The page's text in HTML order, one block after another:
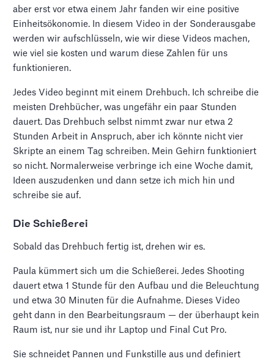
aber erst vor etwa einem Jahr fanden wir eine positive
Einheitsökonomie. In diesem Video in der Sonderausgabe
werden wir aufschlüsseln, wie wir diese Videos machen,
wie viel sie kosten und warum diese Zahlen für uns
funktionieren.
Jedes Video beginnt mit einem Drehbuch. Ich schreibe die
meisten Drehbücher, was ungefähr ein paar Stunden
dauert. Das Drehbuch selbst nimmt zwar nur etwa 2
Stunden Arbeit in Anspruch, aber ich könnte nicht vier
Skripte an einem Tag schreiben. Mein Gehirn funktioniert
so nicht. Normalerweise verbringe ich eine Woche damit,
Ideen auszudenken und dann setze ich mich hin und
schreibe sie auf.
Die Schießerei
Sobald das Drehbuch fertig ist, drehen wir es.
Paula kümmert sich um die Schießerei. Jedes Shooting
dauert etwa 1 Stunde für den Aufbau und die Beleuchtung
und etwa 30 Minuten für die Aufnahme. Dieses Video
geht dann in den Bearbeitungsraum — der überhaupt kein
Raum ist, nur sie und ihr Laptop und Final Cut Pro.
Sie schneidet Pannen und Funkstille aus und definiert